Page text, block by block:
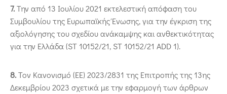
7.Την από 13 Ιουλίου 2021 εκτελεστική απόφαση του
Συμβουλίου της Ευρωπαϊκής Ένωσης, για την έγκριση της
αξιολόγησης του σχεδίου ανάκαμψης και ανθεκτικότητας
για την Ελλάδα (ST 10152/21, ST 10152/21 ADD 1).
8.Τον Κανονισμό (ΕΕ) 2023/2831 της Επιτροπής της 13ης
Δεκεμβρίου 2023 σχετικά με την εφαρμογή των άρθρων